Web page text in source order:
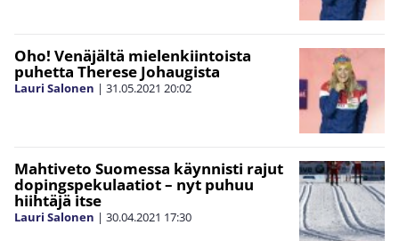
Oho! Venäjältä mielenkiintoista
puhetta Therese Johaugista
Lauri Salonen | 31.05.2021 20:02
Mahtiveto Suomessa käynnisti rajut
dopingspekulaatiot – nyt puhuu
hiihtäjä itse
Lauri Salonen | 30.04.2021 17:30